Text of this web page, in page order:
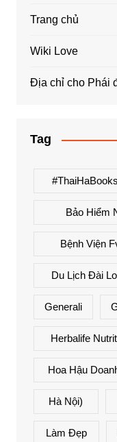
Trang chủ
Wiki Love
Địa chỉ cho Phái
Tag
#ThaiHaBooks
Bảo Hiểm
Bệnh Viện
Du Lịch Đài
Generali
Herbalife
Hoa Hậu
Hà Nội)
Làm Đẹp